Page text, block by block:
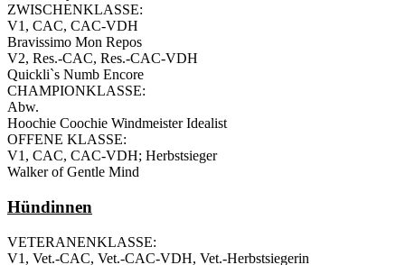
ZWISCHENKLASSE:
V1, CAC, CAC-VDH
Bravissimo Mon Repos
V2, Res.-CAC, Res.-CAC-VDH
Quickli`s Numb Encore
CHAMPIONKLASSE:
Abw.
Hoochie Coochie Windmeister Idealist
OFFENE KLASSE:
V1, CAC, CAC-VDH; Herbstsieger
Walker of Gentle Mind
Hündinnen
VETERANENKLASSE:
V1, Vet.-CAC, Vet.-CAC-VDH, Vet.-Herbstsiegerin